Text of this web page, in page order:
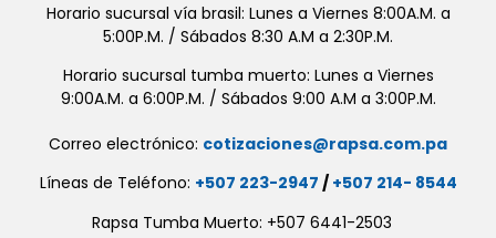
Horario sucursal vía brasil: Lunes a Viernes 8:00A.M. a
5:00P.M. / Sábados 8:30 A.M a 2:30P.M.
Horario sucursal tumba muerto: Lunes a Viernes
9:00A.M. a 6:00P.M. / Sábados 9:00 A.M a 3:00P.M.
Correo electrónico: cotizaciones@rapsa.com.pa
Líneas de Teléfono: +507 223-2947 / +507 214- 8544
Rapsa Tumba Muerto: +507 6441-2503